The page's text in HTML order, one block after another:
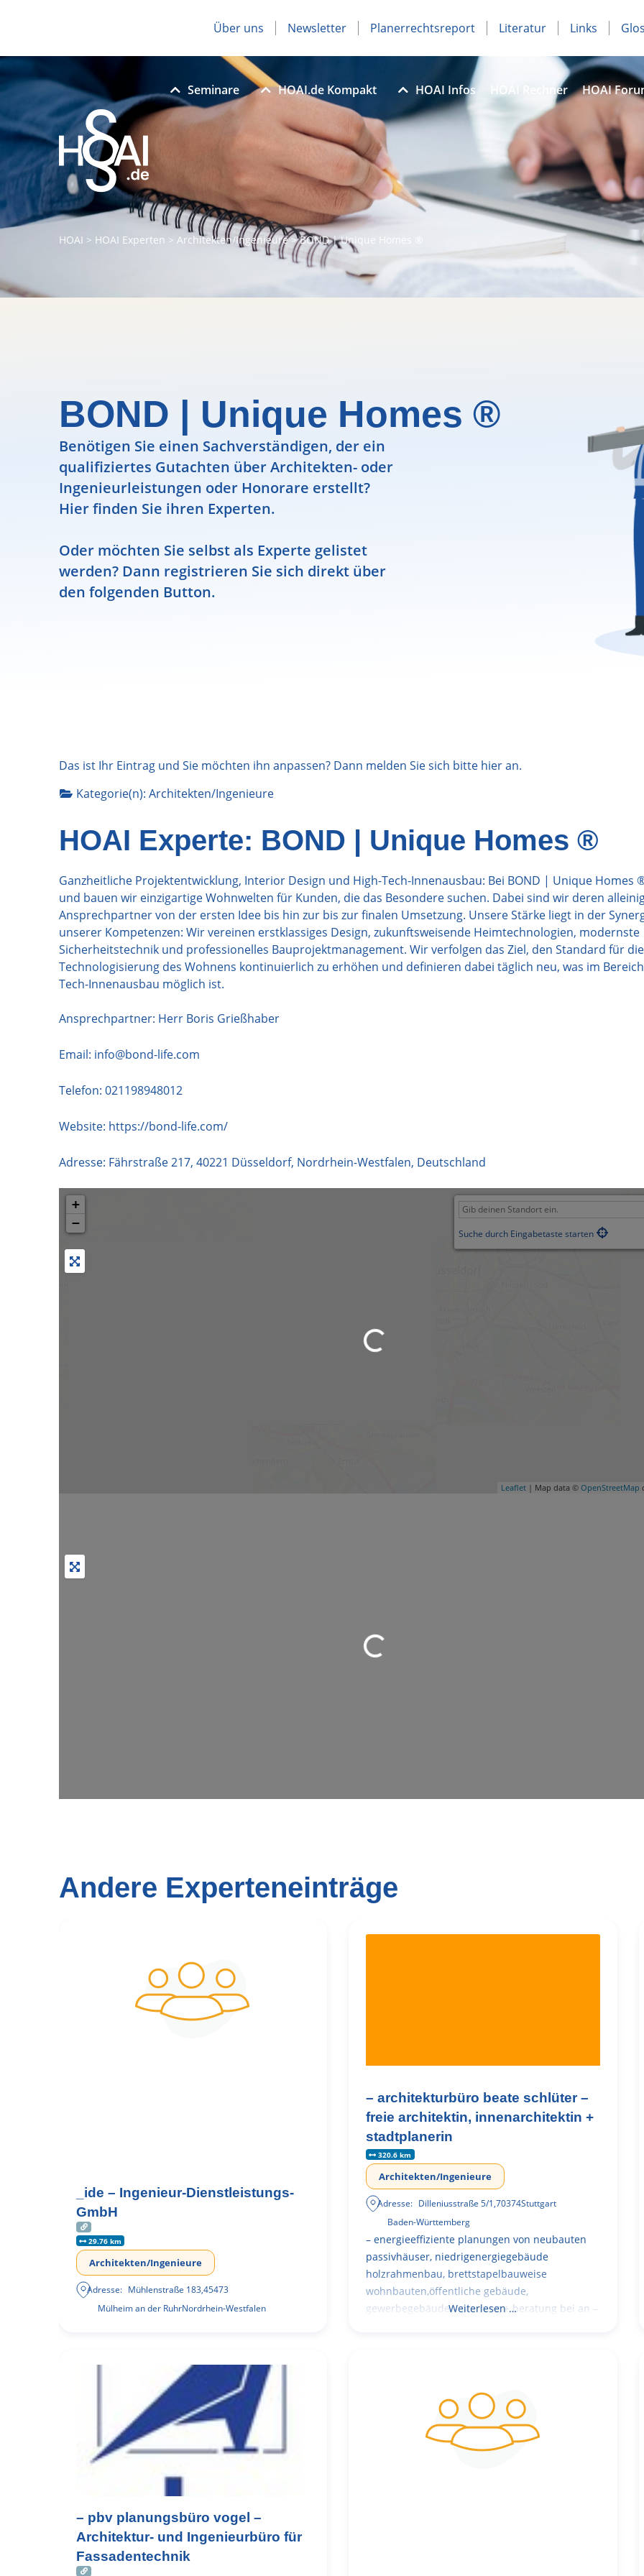
Über uns Newsletter Planerrechtsreport Literatur Links
Seminare HOAI.de Kompakt HOAI Infos HOAI Rechner HOAI
HOAI > HOAI Experten > Architekten/Ingenieure>BOND | Unique Homes ®
BOND | Unique Homes ®
Benötigen Sie einen Sachverständigen, der ein
qualifiziertes Gutachten über Architekten- oder
Ingenieurleistungen oder Honorare erstellt?
Hier finden Sie ihren Experten.
Oder möchten Sie selbst als Experte gelistet
werden? Dann registrieren Sie sich direkt über
den folgenden Button.
Das ist Ihr Eintrag und Sie möchten ihn anpassen? Dann melden Sie sich bitte hieran.
Kategorie(n): Architekten/Ingenieure
HOAI Experte: BOND | Unique Homes ®
Ganzheitliche Projektentwicklung, Interior Design und High-Tech-Innenausbau: Bei BOND | Unique Homes
und bauen wir einzigartige Wohnwelten für Kunden, die das Besondere suchen. Dabei sind wir deren
Ansprechpartner von der ersten Idee bis hin zur bis zur finalen Umsetzung. Unsere Stärke liegt in der
unserer Kompetenzen: Wir vereinen erstklassiges Design, zukunftsweisende Heimtechnologien, modernste
Sicherheitstechnik und professionelles Bauprojektmanagement. Wir verfolgen das Ziel, den Standard für die
Technologisierung des Wohnens kontinuierlich zu erhöhen und definieren dabei täglich neu, was im
Tech-Innenausbau möglich ist.
Ansprechpartner: Herr Boris Grießhaber
Email: info@bond-life.com
Telefon: 021198948012
Website: https://bond-life.com/
Adresse: Fährstraße 217, 40221 Düsseldorf, Nordrhein-Westfalen, Deutschland
+
−
Suche durch Eingabetaste starten
Leaflet | Map data © OpenStreetMap
Wird geladen …
Andere Experteneinträge
_ide – Ingenieur-Dienstleistungs-
GmbH
29.76 km
Architekten/Ingenieure
Adresse: Mühlenstraße 183,45473
Mülheim an der RuhrNordrhein-Westfalen
– architekturbüro beate schlüter –
freie architektin, innenarchitektin +
stadtplanerin
320.6 km
Architekten/Ingenieure
Adresse: Dilleniusstraße 5/1,70374Stuttgart
Baden-Württemberg
– energieeffiziente planungen von neubauten
passivhäuser, niedrigenergiegebäude
holzrahmenbau, brettstapelbauweise
wohnbauten,öffentliche gebäude,
gewerbegebäude – planung + beratung bei an –
Weiterlesen …
– pbv planungsbüro vogel –
Architektur- und Ingenieurbüro für
Fassadentechnik